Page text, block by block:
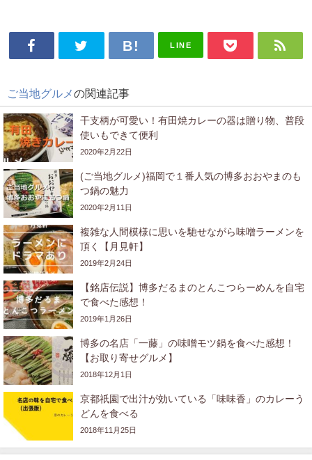
LINE
ご当地グルメの関連記事
干支柄が可愛い！有田焼カレーの器は贈り物、普段
使いもできて便利
2020年2月22日
(ご当地グルメ)福岡で１番人気の博多おおやまのも
つ鍋の魅力
2020年2月11日
複雑な人間模様に思いを馳せながら味噌ラーメンを
頂く【月見軒】
2019年2月24日
【銘店伝説】博多だるまのとんこつらーめんを自宅
で食べた感想！
2019年1月26日
博多の名店「一藤」の味噌モツ鍋を食べた感想！
【お取り寄せグルメ】
2018年12月1日
京都祇園で出汁が効いている「味味香」のカレーう
どんを食べる
2018年11月25日